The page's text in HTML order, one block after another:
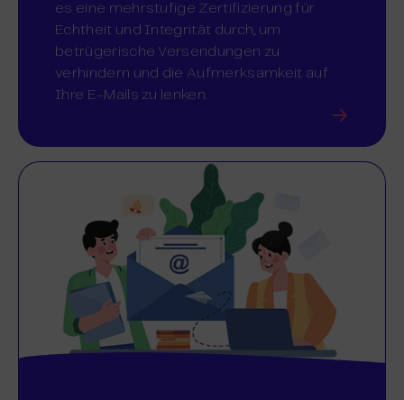
es eine mehrstufige Zertifizierung für
Echtheit und Integrität durch, um
betrügerische Versendungen zu
verhindern und die Aufmerksamkeit auf
Ihre E-Mails zu lenken.